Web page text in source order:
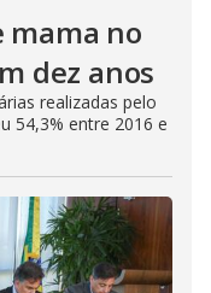
mama no
dez anos
realizadas pelo
54,3% entre 2016 e